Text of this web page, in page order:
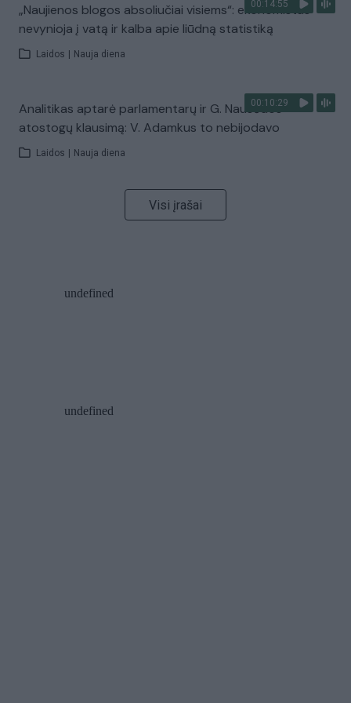
00:14:55
„Naujienos blogos absoliučiai visiems“: ekonomistas
nevynioja į vatą ir kalba apie liūdną statistiką
Laidos Nauja diena
00:10:29
Analitikas aptarė parlamentarų ir G. Nausėdos
atostogų klausimą: V. Adamkus to nebijodavo
Laidos Nauja diena
Visi įrašai